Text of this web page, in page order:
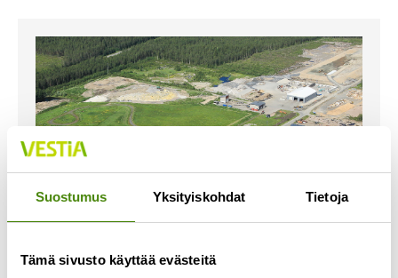
Suostumus Yksityiskohdat Tietoja
Tämä sivusto käyttää evästeitä